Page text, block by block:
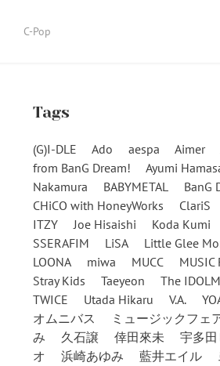
C-Pop
Tags
(G)I-DLE Ado aespa Aimer
from BanG Dream!
Ayumi
Nakamura
BABYMETAL BanG
CHiCO with HoneyWorks
ClariS
ITZY
Joe Hisaishi Koda Kumi
SSERAFIM
LiSA
Little Glee
LOONA
miwa MUCC MUSIC
Stray Kids
Taeyeon
The
TWICE
Utada Hikaru V.A.
オムニバス
ミュージックフェ
み
久石譲 倖田來未 宇多
オ
浜崎あゆみ 藍井エイル